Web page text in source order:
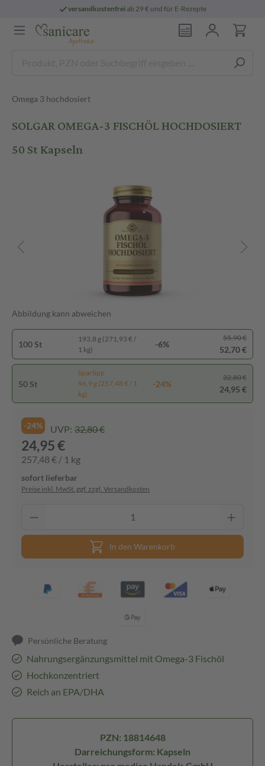
versandkostenfreiab 29 € und für E-Rezepte
Omega 3 hochdosiert
SOLGAR OMEGA-3 FISCHÖL HOCHDOSIERT
50 St Kapseln
Abbildung kann abweichen
100 St
193,8 g (271,93 € /
1 kg)
-6%
55,90 €
52,70 €
50 St
Spartipp
96,9 g (257,48 € / 1
kg)
-24%
32,80 €
24,95 €
-24% UVP: 32,80 €
24,95 €
257,48 € / 1 kg
sofort lieferbar
Preise inkl. MwSt. ggf. zzgl. Versandkosten
In den Warenkorb
Persönliche Beratung
Nahrungsergänzungsmittel mit Omega-3 Fischöl
Hochkonzentriert
Reich an EPA/DHA
PZN: 18814648
Darreichungsform: Kapseln